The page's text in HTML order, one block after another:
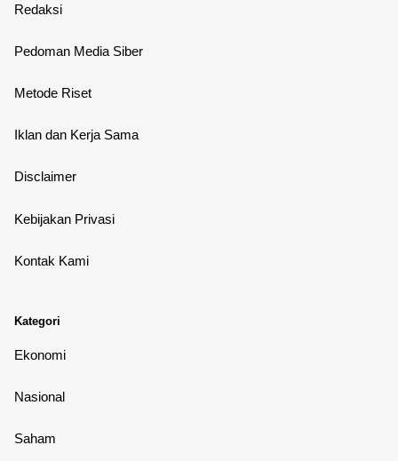
Redaksi
Pedoman Media Siber
Metode Riset
Iklan dan Kerja Sama
Disclaimer
Kebijakan Privasi
Kontak Kami
Kategori
Ekonomi
Nasional
Saham